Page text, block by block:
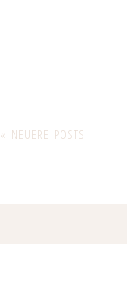
« NEUERE POSTS